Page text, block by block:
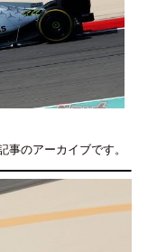
のアーカイブです。